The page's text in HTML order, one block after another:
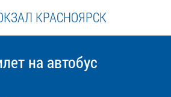
КРАСНОЯРСК
на автобус